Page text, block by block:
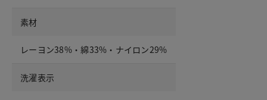
素材
レーヨン38%・綿33%・ナイロン29%
洗濯表示